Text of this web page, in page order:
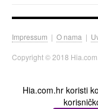
Impressum | O nama |
Copyright © 2018
Hia.com.hr koristi